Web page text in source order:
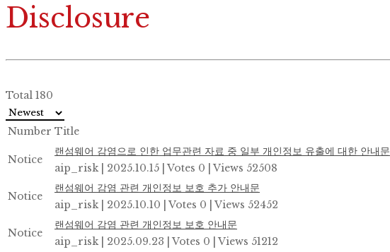
Disclosure
Total 180
Number Title
Notice
랜섬웨어 감염으로 인한 업무관련 자료 중 일부 개인정보 유출에 대한 안내문
aip_risk
2025.10.15 Votes 0 Views 52508
Notice
랜섬웨어 감염 관련 개인정보 보호 추가 안내문
aip_risk
2025.10.10 Votes 0 Views 52452
Notice
랜섬웨어 감염 관련 개인정보 보호 안내문
aip_risk
2025.09.23 Votes 0 Views 51212